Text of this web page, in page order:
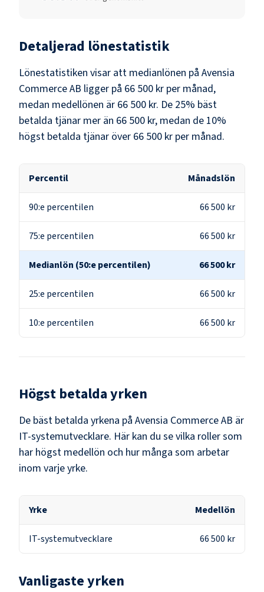
Detaljerad lönestatistik
Lönestatistiken visar att medianlönen på Avensia
Commerce AB ligger på 66 500 kr per månad,
medan medellönen är 66 500 kr. De 25% bäst
betalda tjänar mer än 66 500 kr, medan de 10%
högst betalda tjänar över 66 500 kr per månad.
Percentil Månadslön
90:e percentilen 66 500 kr
75:e percentilen 66 500 kr
Medianlön (50:e percentilen) 66 500 kr
25:e percentilen 66 500 kr
10:e percentilen 66 500 kr
Högst betalda yrken
De bäst betalda yrkena på Avensia Commerce AB är
IT-systemutvecklare. Här kan du se vilka roller som
har högst medellön och hur många som arbetar
inom varje yrke.
Yrke Medellön
IT-systemutvecklare 66 500 kr
Vanligaste yrken